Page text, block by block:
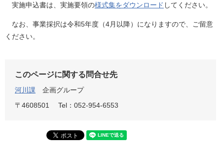
実施申込書は、実施要領の様式集をダウンロード してください。
なお、事業採択は令和5年度（4月以降）になりますので、ご留意
ください。
このページに関する問合せ先
河川課
企画グループ
〒4608501
Tel：052-954-6553